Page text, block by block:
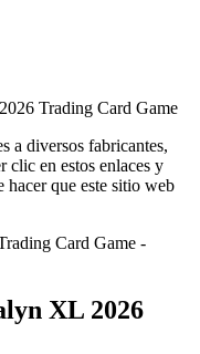
Trading Card Game
a diversos fabricantes,
clic en estos enlaces y
hacer que este sitio web
XL 2026